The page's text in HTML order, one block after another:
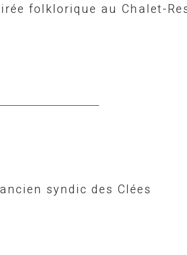
folklorique au Chalet-
syndic des Clées